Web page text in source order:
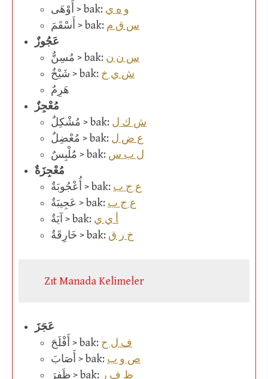
أَوْهَى > bak: و ه ي
أَسْقَمَ > bak: س ق م
عَجُوزٌ
مُسِنٌّ > bak: س ن ن
شَيْخٌ > bak: ش ي خ
هَرِمٌ
مُعْجِزٌ
مُشْكِلٌ > bak: ش ك ل
مُعْضِلٌ > bak: ع ض ل
مُلْبِسٌ > bak: ل ب س
مُعْجِزَةٌ
أُعْجُوبَةٌ > bak: ع ج ب
عَجِيبَةٌ > bak: ع ج ب
آيَةٌ > bak: أ ي ي
خَارِقَةٌ > bak: خ ر ق
Zıt Manada Kelimeler
عَجَزَ
أَفْلَحَ > bak: ف ل ح
أَصَابَ > bak: ص و ب
ظَفِرَ > bak: ظ ف ر